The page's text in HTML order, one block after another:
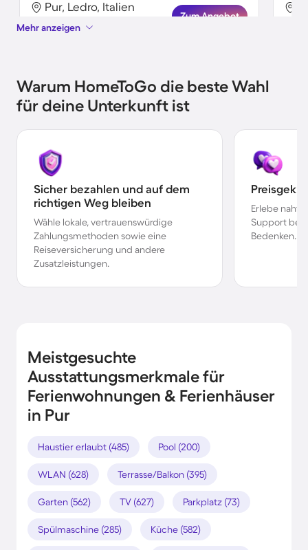
Pur, Ledro, Italien
Zum Angebot
Mehr anzeigen
Warum HomeToGo die beste Wahl
für deine Unterkunft ist
Sicher bezahlen und auf dem
richtigen Weg bleiben
Wähle lokale, vertrauenswürdige
Zahlungsmethoden sowie eine
Reiseversicherung und andere
Zusatzleistungen.
Erlebe
Support bei
Bedenken.
Meistgesuchte
Ausstattungsmerkmale für
Ferienwohnungen & Ferienhäuser
in Pur
Haustier erlaubt (485) Pool (200)
WLAN (628) Terrasse/Balkon (395)
Garten (562) TV (627) Parkplatz (73)
Spülmaschine (285) Küche (582)